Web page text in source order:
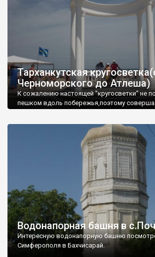
Тарханкутская
Черноморского до Атлеша)
К сожалению настоящей "кругосветки" не
пешком вдоль побережья,поэтому
Водонапорная башня в
Интересную водонапорную башню
Симферополя в Бахчисарай.